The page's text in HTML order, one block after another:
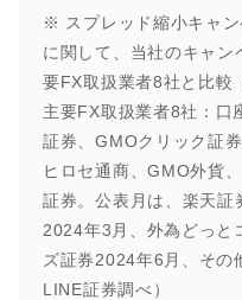
※ スプレッド縮小キャ
に関して、当社のキャン
要FX取扱業者8社と比較
主要FX取扱業者8社：口
証券、GMOクリック証
ヒロセ通商、GMO外貨
証券。公表月は、楽天
2024年3月、外為どっと
ズ証券2024年6月、その
LINE証券調べ）